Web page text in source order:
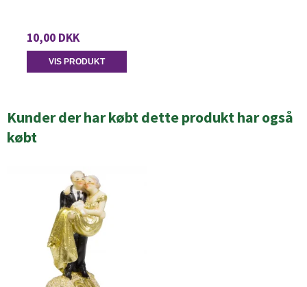
10,00 DKK
VIS PRODUKT
Kunder der har købt dette produkt har også
købt